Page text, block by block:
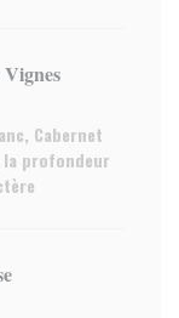
Cabernet
la profondeur